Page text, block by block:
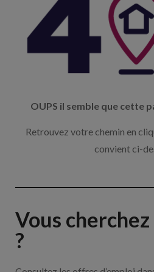
OUPS il semble que cette
Retrouvez votre chemin en
convient ci-
Vous
?